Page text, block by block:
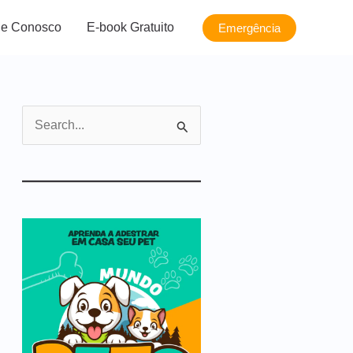
Conosco E-book Gratuito Emergência
s
s